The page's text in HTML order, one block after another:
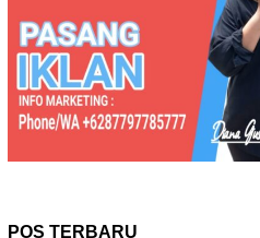
POS TERBARU